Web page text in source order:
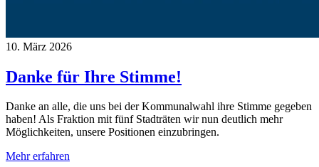
10. März 2026
Danke für Ihre Stimme!
Danke an alle, die uns bei der Kommunalwahl ihre Stimme gegeben
haben! Als Fraktion mit fünf Stadträten wir nun deutlich mehr
Möglichkeiten, unsere Positionen einzubringen.
Mehr erfahren